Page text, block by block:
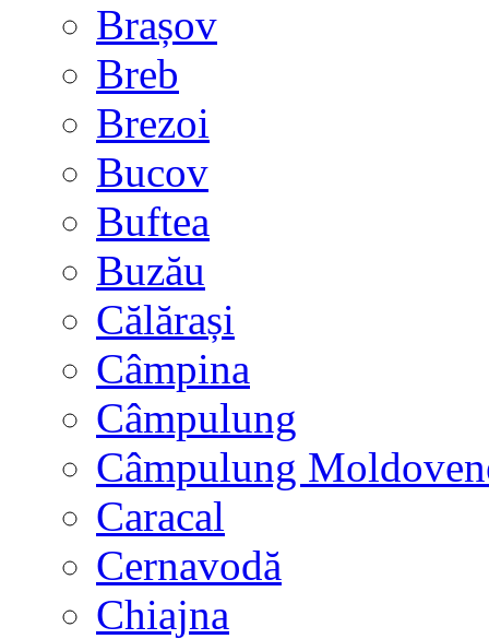
Brașov
Breb
Brezoi
Bucov
Buftea
Buzău
Călărași
Câmpina
Câmpulung
Câmpulung
Caracal
Cernavodă
Chiajna